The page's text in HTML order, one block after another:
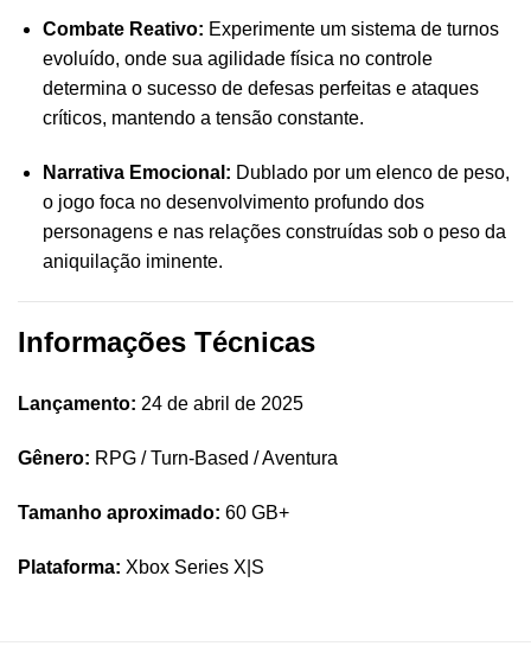
Combate Reativo: Experimente um sistema de turnos
evoluído, onde sua agilidade física no controle
determina o sucesso de defesas perfeitas e ataques
críticos, mantendo a tensão constante.
Narrativa Emocional: Dublado por um elenco de peso,
o jogo foca no desenvolvimento profundo dos
personagens e nas relações construídas sob o peso da
aniquilação iminente.
Informações Técnicas
Lançamento: 24 de abril de 2025
Gênero: RPG / Turn-Based / Aventura
Tamanho aproximado: 60 GB+
Plataforma: Xbox Series X|S